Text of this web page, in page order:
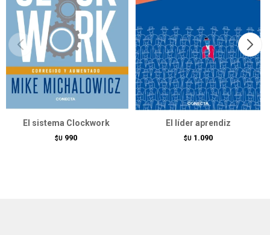
El sistema Clockwork
$U 990
El líder aprendiz
$U 1.090